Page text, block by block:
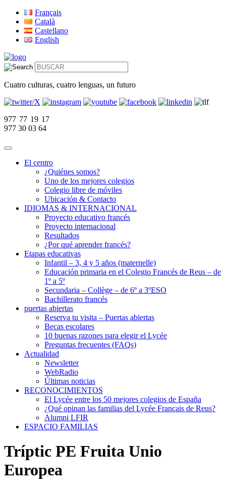
Français
Català
Castellano
English
Cuatro culturas, cuatro lenguas, un futuro
977 77 19 17
977 30 03 64
El centro
¿Quiénes somos?
Uno de los mejores colegios
Colegio libre de móviles
Ubicación & Contacto
IDIOMAS & INTERNACIONAL
Proyecto educativo francés
Proyecto internacional
Resultados
¿Por qué aprender francés?
Etapas educativas
Infantil – 3, 4 y 5 años (maternelle)
Educación primaria en el Colegio Francés de Reus – de
1º a 5º
Secundaria – Collège – de 6º a 3ºESO
Bachillerato francés
puertas abiertas
Reserva tu visita – Puertas abiertas
Becas escolares
10 buenas razones para elegir el Lycée
Preguntas frecuentes (FAQs)
Actualidad
Newsletter
WebRadio
Últimas noticias
RECONOCIMIENTOS
El Lycée entre los 50 mejores colegios de España
¿Qué opinan las familias del Lycée Français de Reus?
Alumni LFIR
ESPACIO FAMILIAS
Tríptic PE Fruita Unio
Europea